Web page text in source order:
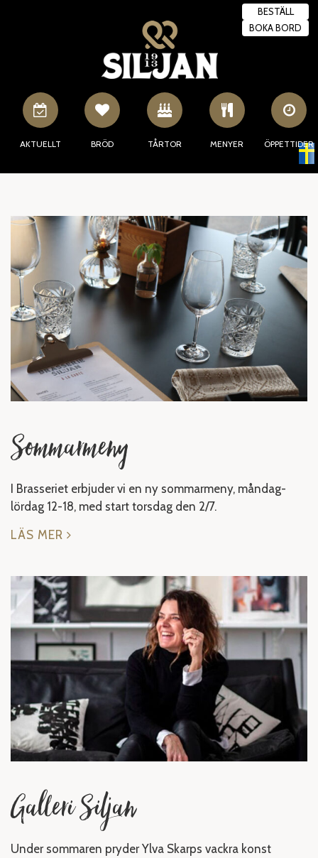
BESTÄLL
BOKA BORD
BOKA NU
AKTUELLT BRÖD TÅRTOR MENYER ÖPPETTIDER
Sommarmeny
I Brasseriet erbjuder vi en ny sommarmeny, måndag-
lördag 12-18, med start torsdag den 2/7.
LÄS MER
Galleri Siljan
Under sommaren pryder Ylva Skarps vackra konst
Swedish
▼